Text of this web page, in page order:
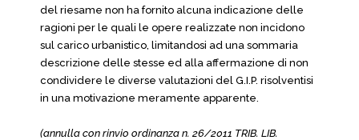
del riesame non ha fornito alcuna indicazione delle
ragioni per le quali le opere realizzate non incidono
sul carico urbanistico, limitandosi ad una sommaria
descrizione delle stesse ed alla affermazione di non
condividere le diverse valutazioni del G.I.P. risolventisi
in una motivazione meramente apparente.
(annulla con rinvio ordinanza n. 26/2011 TRIB. LIB.